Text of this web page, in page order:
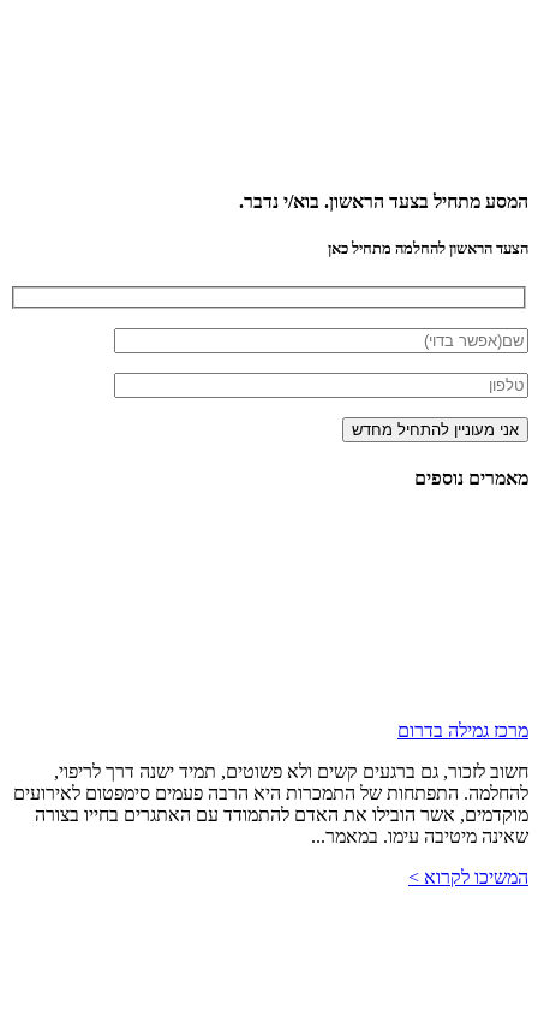
המסע מתחיל בצעד הראשון. בוא/י נדבר.
הצעד הראשון להחלמה מתחיל כאן
מאמרים נוספים
מרכז גמילה בדרום
חשוב לזכור, גם ברגעים קשים ולא פשוטים, תמיד ישנה דרך לריפוי,
להחלמה. התפתחות של התמכרות היא הרבה פעמים סימפטום לאירועים
מוקדמים, אשר הובילו את האדם להתמודד עם האתגרים בחייו בצורה
שאינה מיטיבה עימו. במאמר...
המשיכו לקרוא >